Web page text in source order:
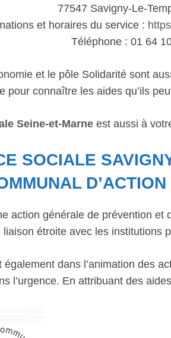
77547 Savigny-Le-
et horaires du service :
Téléphone : 01 64
et le pôle Solidarité sont
pour connaître les aides qu’ils
Seine-et-Marne est aussi à
SOCIALE
action générale de prévention et
étroite avec les institutions
également dans l’animation des
l’urgence. En attribuant des